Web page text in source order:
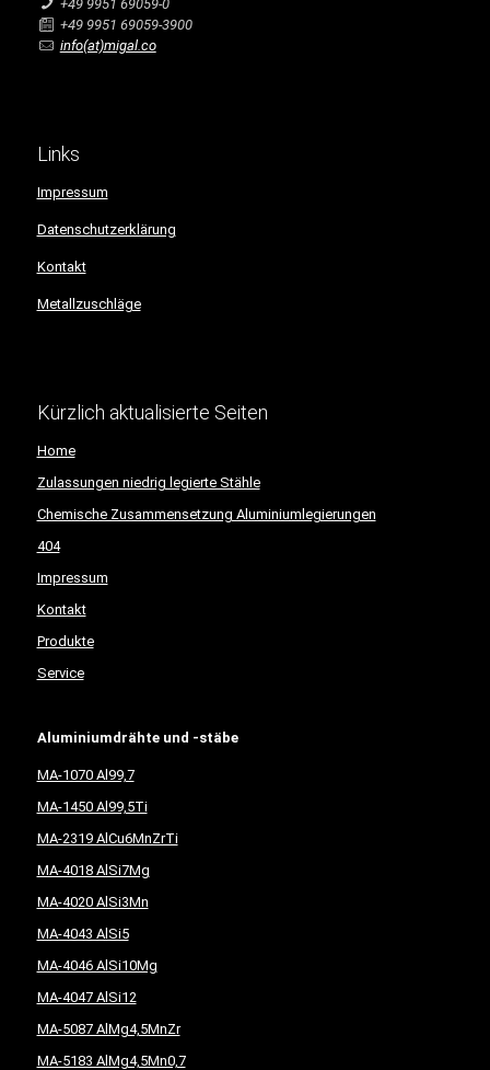
+49 9951 69059-0
+49 9951 69059-3900
info(at)migal.co
Links
Impressum
Datenschutzerklärung
Kontakt
Metallzuschläge
Kürzlich aktualisierte Seiten
Home
Zulassungen niedrig legierte Stähle
Chemische Zusammensetzung Aluminiumlegierungen
404
Impressum
Kontakt
Produkte
Service
Aluminiumdrähte und -stäbe
MA-1070 Al99,7
MA-1450 Al99,5Ti
MA-2319 AlCu6MnZrTi
MA-4018 AlSi7Mg
MA-4020 AlSi3Mn
MA-4043 AlSi5
MA-4046 AlSi10Mg
MA-4047 AlSi12
MA-5087 AlMg4,5MnZr
MA-5183 AlMg4,5Mn0,7